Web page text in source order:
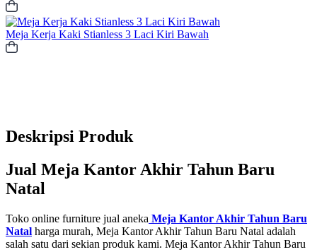
Meja Kerja Kaki Stianless 3 Laci Kiri Bawah
Deskripsi Produk
Jual Meja Kantor Akhir Tahun Baru
Natal
Toko online furniture jual aneka Meja Kantor Akhir Tahun Baru
Natal harga murah, Meja Kantor Akhir Tahun Baru Natal adalah
salah satu dari sekian produk kami. Meja Kantor Akhir Tahun Baru